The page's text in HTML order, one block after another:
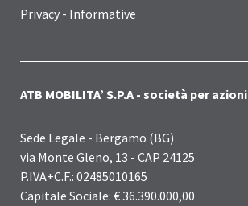
Privacy - Informative
ATB MOBILITA’ S.P.A - società per azioni
Sede Legale - Bergamo (BG)
via Monte Gleno, 13 - CAP 24125
P.IVA+C.F.: 02485010165
Capitale Sociale: € 36.390.000,00